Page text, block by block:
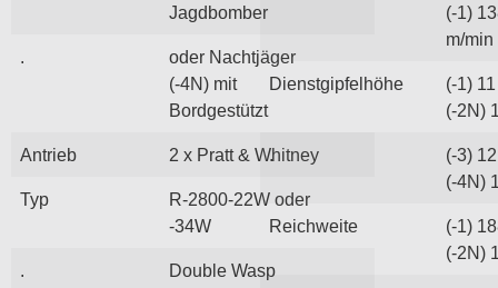
Jagdbomber
oder Nachtjäger
(-4N) mit
Bordgestützt
Antrieb 2 x Pratt & Whitney
Typ
R-2800-22W oder
-34W
Double Wasp
(-1)
m/min
Dienstgipfelhöhe
(-1)
(-2N)
.
(-3)
(-4N)
Reichweite
(-1)
(-2N)